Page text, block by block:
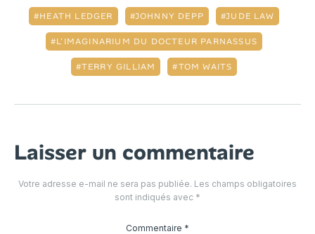
HEATH LEDGER JOHNNY DEPP JUDE LAW
L'IMAGINARIUM DU DOCTEUR PARNASSUS
TERRY GILLIAM TOM WAITS
Laisser un commentaire
Votre adresse e-mail ne sera pas publiée. Les champs obligatoires
sont indiqués avec *
Commentaire *